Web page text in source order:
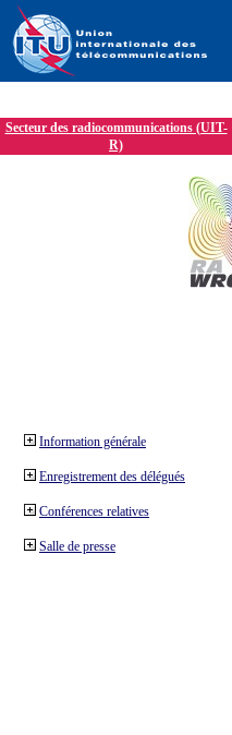
Secteur des radiocommunications (UIT-
R)
Information générale
Enregistrement des délégués
Conférences relatives
Salle de presse